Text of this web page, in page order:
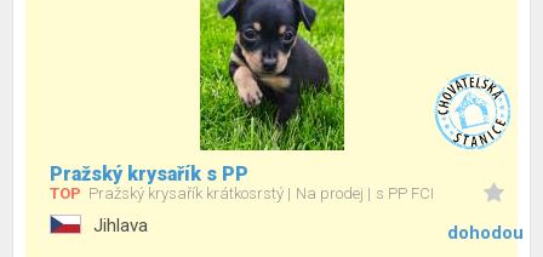
Pražský krysařík s PP
TOP Pražský krysařík krátkosrstý Na prodej s PP FCI
Jihlava dohodou